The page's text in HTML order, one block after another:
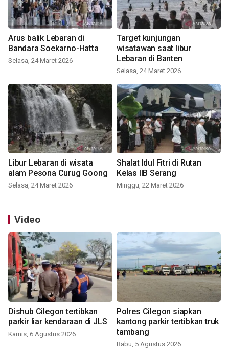
Arus balik Lebaran di
Bandara Soekarno-Hatta
Selasa, 24 Maret 2026
Target kunjungan
wisatawan saat libur
Lebaran di Banten
Selasa, 24 Maret 2026
Libur Lebaran di wisata
alam Pesona Curug Goong
Selasa, 24 Maret 2026
Shalat Idul Fitri di Rutan
Kelas IIB Serang
Minggu, 22 Maret 2026
Video
Dishub Cilegon tertibkan
parkir liar kendaraan di JLS
Kamis, 6 Agustus 2026
Polres Cilegon siapkan
kantong parkir tertibkan truk
tambang
Rabu, 5 Agustus 2026